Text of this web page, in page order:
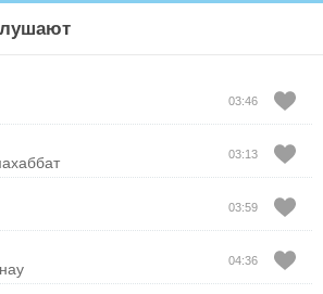
03:46
03:13
03:59
04:36